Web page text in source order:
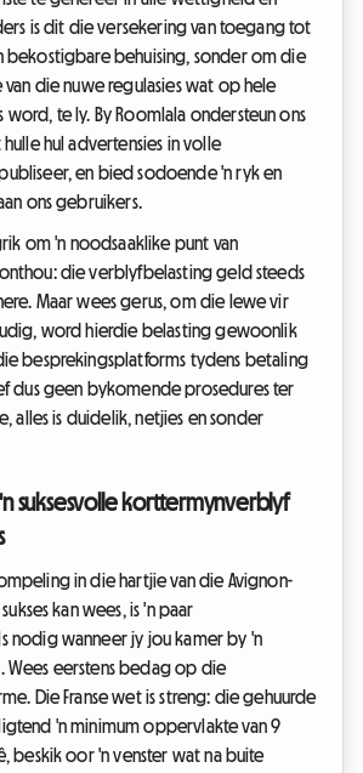
is dit die versekering van toegang tot
bekostigbare behuising, sonder om die
die nuwe regulasies wat op hele
te ly. By Roomlala ondersteun ons
hul advertensies in volle
en bied sodoende 'n ryk en
ons gebruikers.
om 'n noodsaaklike punt van
die verblyfbelasting geld steeds
Maar wees gerus, om die lewe vir
word hierdie belasting gewoonlik
besprekingsplatforms tydens betaling
dus geen bykomende prosedures ter
alles is duidelik, netjies en sonder
suksesvolle korttermynverblyf
in die hartjie van die Avignon-
kan wees, is 'n paar
nodig wanneer jy jou kamer by 'n
Wees eerstens bedag op die
Die Franse wet is streng: die gehuurde
'n minimum oppervlakte van 9
beskik oor 'n venster wat na buite